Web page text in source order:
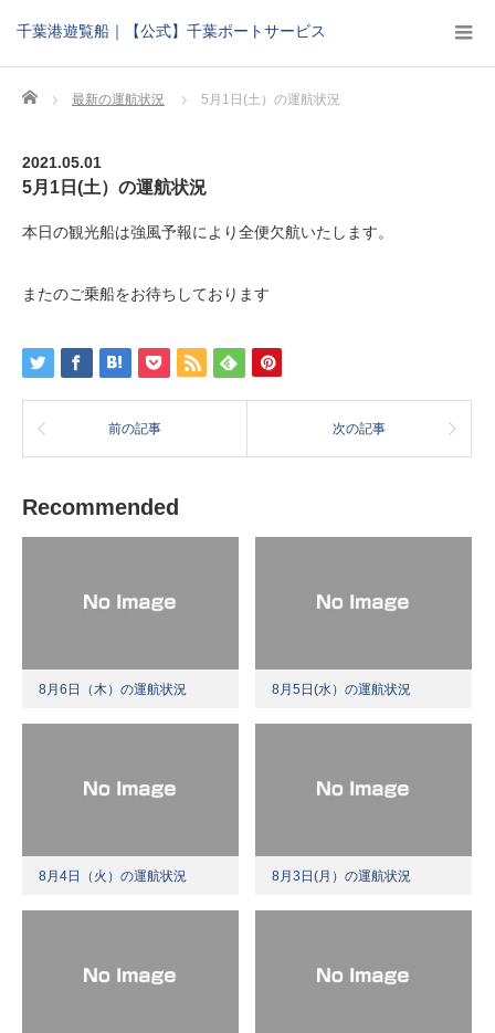
千葉港遊覧船｜【公式】千葉ポートサービス
Home 最新の運航状況 5月1日(土）の運航状況
2021.05.01
5月1日(土）の運航状況
本日の観光船は強風予報により全便欠航いたします。
またのご乗船をお待ちしております
前の記事 次の記事
Recommended
8月6日（木）の運航状況 8月5日(水）の運航状況
8月4日（火）の運航状況 8月3日(月）の運航状況